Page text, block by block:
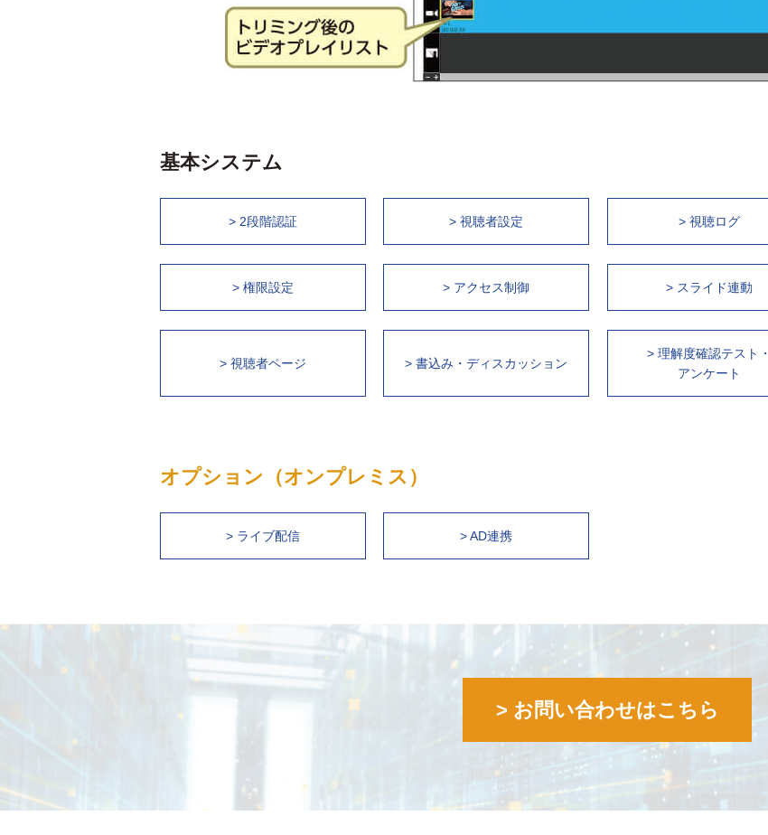
基本システム
> 2段階認証 > 視聴者設定 > 視聴ログ
> 権限設定 > アクセス制御 > スライド連動
> 視聴者ページ > 書込み・ディスカッション
> 理解度確認テスト・
アンケート
オプション（オンプレミス）
> ライブ配信 > AD連携
> お問い合わせはこちら